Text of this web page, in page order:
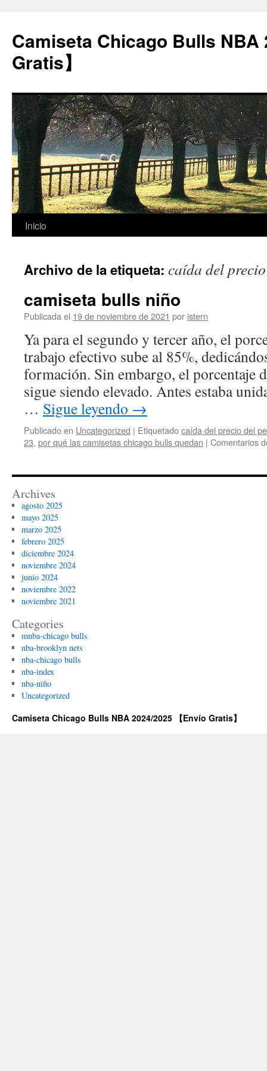
Camiseta Chicago Bulls NBA
Gratis】
Saltar
contenido
Inicio
Archivo de la etiqueta: caída del
camiseta bulls niño
Publicada el 19 de noviembre de 2021 por istern
Ya para el segundo y tercer año, el
trabajo efectivo sube al 85%,
formación. Sin embargo, el porcentaje
sigue siendo elevado. Antes estaba
… Sigue leyendo →
Publicado en Uncategorized | Etiquetadocaída del precio del
23, por qué las camisetas chicago bulls quedan | Comentarios
Archives
agosto 2025
mayo 2025
marzo 2025
febrero 2025
diciembre 2024
noviembre 2024
junio 2024
noviembre 2022
noviembre 2021
Categories
mnba-chicago bulls
nba-brooklyn nets
nba-chicago bulls
nba-index
nba-niño
Uncategorized
Camiseta Chicago Bulls NBA 2024/2025 【Envío Gratis】